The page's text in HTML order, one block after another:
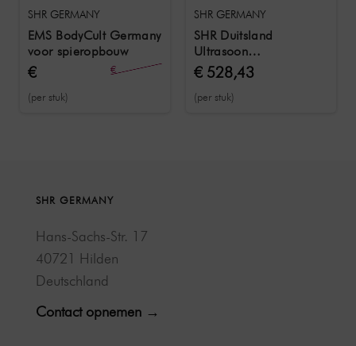
SHR GERMANY
EMS BodyCult Germany
voor spieropbouw
€
13.208,32
€
(per stuk)
SHR GERMANY
SHR Duitsland
Ultrasoon
schoonheidsapparaat
€ 528,43
(per stuk)
SHR GERMANY
Hans-Sachs-Str. 17
40721 Hilden
Deutschland
Contact opnemen →